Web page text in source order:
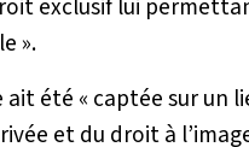
exclusif lui
».
ait été « captée sur un
et du droit à